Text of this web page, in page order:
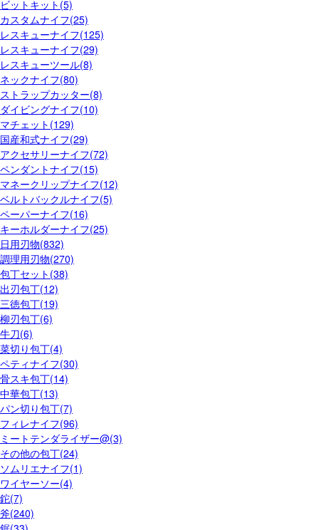
ビットキット(5)
カスタムナイフ(25)
レスキューナイフ(125)
レスキューナイフ(29)
レスキューツール(8)
ネックナイフ(80)
ストラップカッター(8)
ダイビングナイフ(10)
マチェット(129)
国産和式ナイフ(29)
アクセサリーナイフ(72)
ペンダントナイフ(15)
マネークリップナイフ(12)
ベルトバックルナイフ(5)
ペーパーナイフ(16)
キーホルダーナイフ(25)
日用刃物(832)
調理用刃物(270)
包丁セット(38)
出刃包丁(12)
三徳包丁(19)
柳刃包丁(6)
牛刀(6)
菜切り包丁(4)
ペティナイフ(30)
骨スキ包丁(14)
中華包丁(13)
パン切り包丁(7)
フィレナイフ(96)
ミートテンダライザー@(3)
その他の包丁(24)
ソムリエナイフ(1)
ワイヤーソー(4)
鉈(7)
斧(240)